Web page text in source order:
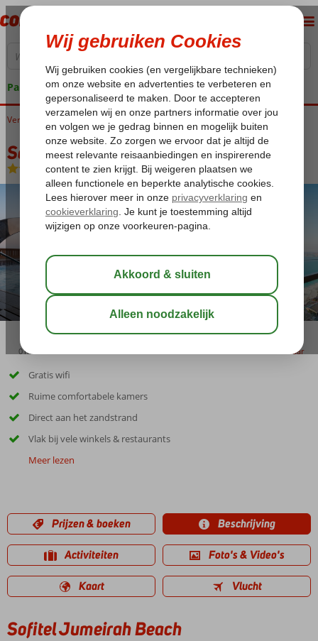
Pakketgarantie
Home
Verenigde Arabische Emiraten Dubai Jumeirah Sofitel Jumeirah Beach
Sofitel Jumeirah Beach
Logies en ontbijt-Hotel
01:00 bewaar
Gratis wifi
Ruime comfortabele kamers
Direct aan het zandstrand
Vlak bij vele winkels & restaurants
Meer lezen
Prijzen & boeken Beschrijving
Activiteiten Foto's & Video's
Kaart Vlucht
Sofitel Jumeirah Beach